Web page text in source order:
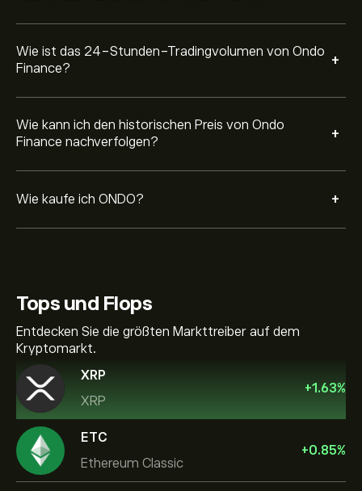
Wie ist das 24-Stunden-Tradingvolumen von Ondo
Finance?
+
Wie kann ich den historischen Preis von Ondo
Finance nachverfolgen?
+
Wie kaufe ich ONDO? +
Tops und Flops
Entdecken Sie die größten Markttreiber auf dem
Kryptomarkt.
XRP
XRP
+1.63%
ETC
Ethereum Classic
+0.85%